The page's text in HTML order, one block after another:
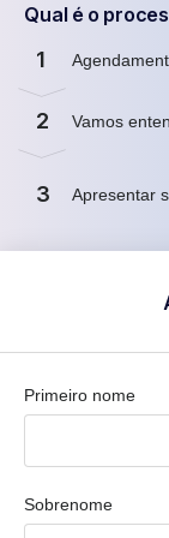
Qual é o
1
2 Vamos
3 Apresentar
Primeiro nome
Sobrenome